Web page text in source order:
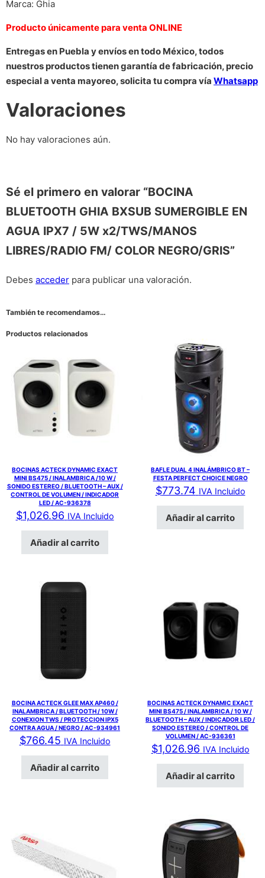
Marca: Ghia
Producto únicamente para venta ONLINE
Entregas en Puebla y envíos en todo México, todos
nuestros productos tienen garantía de fabricación, precio
especial a venta mayoreo, solicita tu compra vía Whatsapp
Valoraciones
No hay valoraciones aún.
Sé el primero en valorar “BOCINA
BLUETOOTH GHIA BXSUB SUMERGIBLE EN
AGUA IPX7 / 5W x2/TWS/MANOS
LIBRES/RADIO FM/ COLOR NEGRO/GRIS”
Debes acceder para publicar una valoración.
También te recomendamos…
Productos relacionados
BOCINAS ACTECK DYNAMIC EXACT
MINI BS475 / INALAMBRICA /10 W /
SONIDO ESTEREO / BLUETOOTH – AUX /
CONTROL DE VOLUMEN / INDICADOR
LED / AC-936378
$1,026.96 IVA Incluido
Añadir al carrito
BAFLE DUAL 4 INALÁMBRICO BT –
FESTA PERFECT CHOICE NEGRO
$773.74 IVA Incluido
Añadir al carrito
BOCINA ACTECK GLEE MAX AP460 /
INALAMBRICA / BLUETOOTH / 10W /
CONEXION TWS / PROTECCION IPX5
CONTRA AGUA / NEGRO / AC-934961
$766.45 IVA Incluido
Añadir al carrito
BOCINAS ACTECK DYNAMIC EXACT
MINI BS475 / INALAMBRICA / 10 W /
BLUETOOTH – AUX / INDICADOR LED /
SONIDO ESTEREO / CONTROL DE
VOLUMEN / AC-936361
$1,026.96 IVA Incluido
Añadir al carrito